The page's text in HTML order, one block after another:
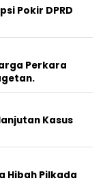
Pokir DPRD
Perkara
Kasus
Hibah Pilkada